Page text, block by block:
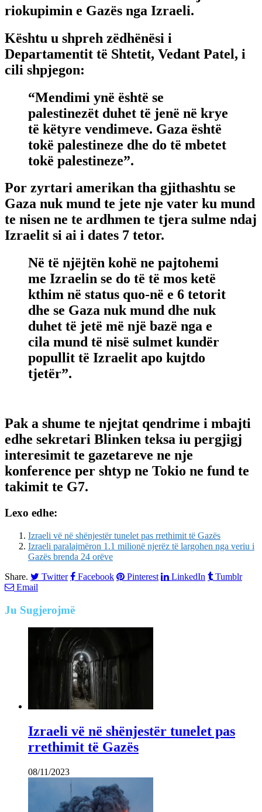
riokupimin e Gazës nga Izraeli.
Kështu u shpreh zëdhënësi i
Departamentit të Shtetit, Vedant Patel, i
cili shpjegon:
“Mendimi ynë është se
palestinezët duhet të jenë në krye
të këtyre vendimeve. Gaza është
tokë palestineze dhe do të mbetet
tokë palestineze”.
Por zyrtari amerikan tha gjithashtu se
Gaza nuk mund te jete nje vater ku mund
te nisen ne te ardhmen te tjera sulme ndaj
Izraelit si ai i dates 7 tetor.
Në të njëjtën kohë ne pajtohemi
me Izraelin se do të të mos ketë
kthim në status quo-në e 6 tetorit
dhe se Gaza nuk mund dhe nuk
duhet të jetë më një bazë nga e
cila mund të nisë sulmet kundër
popullit të Izraelit apo kujtdo
tjetër”.
Pak a shume te njejtat qendrime i mbajti
edhe sekretari Blinken teksa iu pergjigj
interesimit te gazetareve ne nje
konference per shtyp ne Tokio ne fund te
takimit te G7.
Lexo edhe:
Izraeli vë në shënjestër tunelet pas rrethimit të Gazës
Izraeli paralajmëron 1.1 milionë njerëz të largohen nga veriu i
Gazës brenda 24 orëve
Share.
Twitter Facebook Pinterest LinkedIn
Tumblr
Email
Ju Sugjerojmë
Izraeli vë në shënjestër tunelet pas
rrethimit të Gazës
08/11/2023